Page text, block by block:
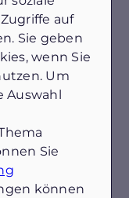
– mit
für Lübeck &
wann sich
Alltag.
auf
Sie geben
wenn Sie
Um
Auswahl
Sie
können